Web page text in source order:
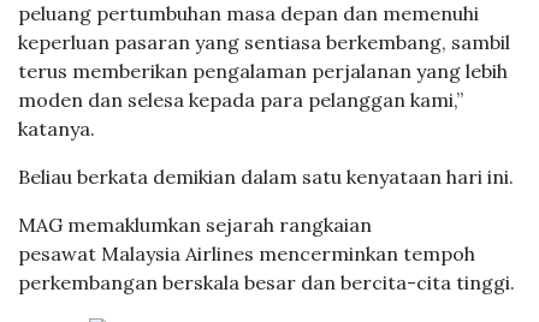
peluang pertumbuhan masa depan dan memenuhi
keperluan pasaran yang sentiasa berkembang, sambil
terus memberikan pengalaman perjalanan yang lebih
moden dan selesa kepada para pelanggan kami,”
katanya.
Beliau berkata demikian dalam satu kenyataan hari ini.
MAG memaklumkan sejarah rangkaian
pesawat Malaysia Airlines mencerminkan tempoh
perkembangan berskala besar dan bercita-cita tinggi.